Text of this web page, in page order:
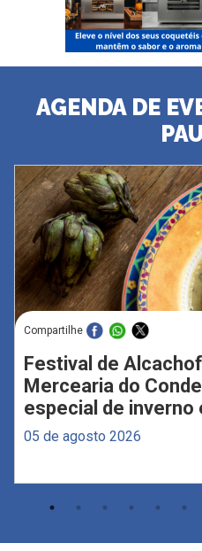
AGENDA DE
Compartilhe
Festival de
Mercearia do
especial de inverno
05 de agosto 2026